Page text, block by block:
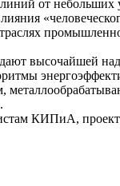
от
высочайшей
КИПиА,